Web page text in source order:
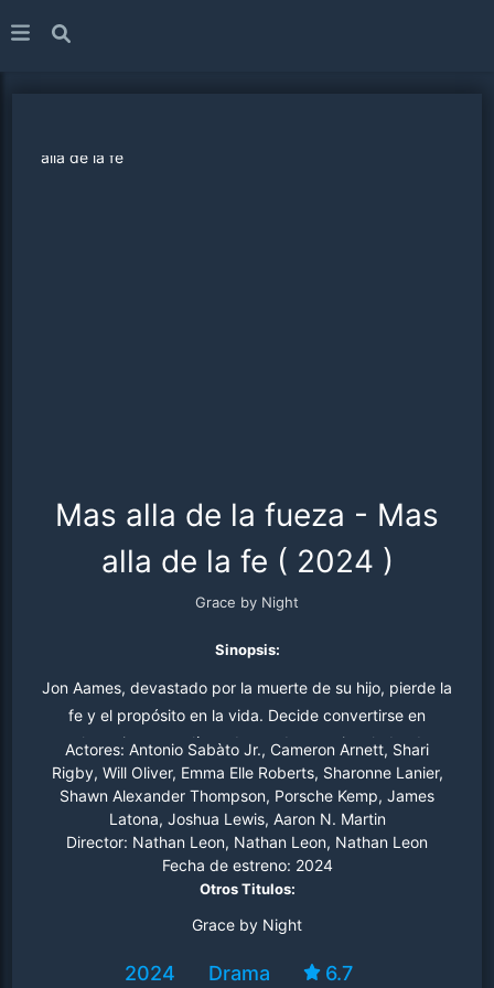
Mas alla de la fueza - Mas
alla de la fe ( 2024 )
Grace by Night
Sinopsis:
Jon Aames, devastado por la muerte de su hijo, pierde la
fe y el propósito en la vida. Decide convertirse en
voluntario en una línea de ayuda emocional, donde
conoce a Calvin, un joven abandonado y atrapado en un
entorno peligroso. Al descubrir su interés por la lucha
libre, Jon lo entrena y le ofrece esperanza. Enfrentando
desafíos internos y externos, ambos emprenden una
conmovedora travesía de superación donde la fe, la
caminos hacia la redención.
Actores: Antonio Sabàto Jr., Cameron Arnett, Shari
Rigby, Will Oliver, Emma Elle Roberts, Sharonne Lanier,
Shawn Alexander Thompson, Porsche Kemp, James
Latona, Joshua Lewis, Aaron N. Martin
Director: Nathan Leon, Nathan Leon, Nathan Leon
Fecha de estreno: 2024
Otros Titulos:
Grace by Night
2024 Drama 6.7